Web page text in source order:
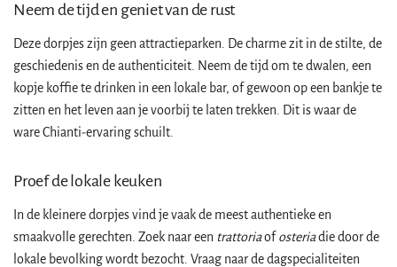
Neem de tijd en geniet van de rust
Deze dorpjes zijn geen attractieparken. De charme zit in de stilte, de
geschiedenis en de authenticiteit. Neem de tijd om te dwalen, een
kopje koffie te drinken in een lokale bar, of gewoon op een bankje te
zitten en het leven aan je voorbij te laten trekken. Dit is waar de
ware Chianti-ervaring schuilt.
Proef de lokale keuken
In de kleinere dorpjes vind je vaak de meest authentieke en
smaakvolle gerechten. Zoek naar een trattoriaof osteriadie door de
lokale bevolking wordt bezocht. Vraag naar de dagspecialiteiten